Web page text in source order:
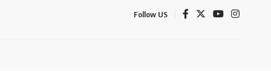
Follow US